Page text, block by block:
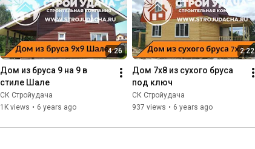
4:26
Дом из бруса 9 на 9 в
стиле Шале
СК Стройудача
1K views • 6 years ago
2:22
Дом 7х8 из сухого бруса
под ключ
СК Стройудача
937 views • 6 years ago